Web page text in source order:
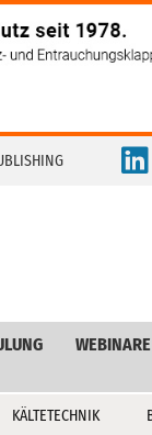
WEBINARE
KÄLTETECHNIK